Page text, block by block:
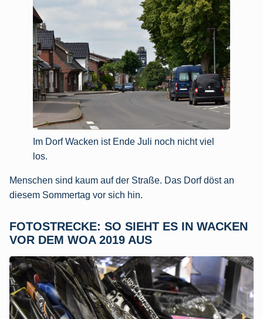
Im Dorf Wacken ist Ende Juli noch nicht viel
los.
Menschen sind kaum auf der Straße. Das Dorf döst an
diesem Sommertag vor sich hin.
FOTOSTRECKE: SO SIEHT ES IN WACKEN
VOR DEM WOA 2019 AUS